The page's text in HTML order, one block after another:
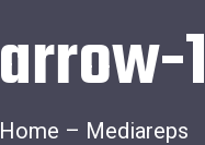
arrow-1
Home – Mediareps